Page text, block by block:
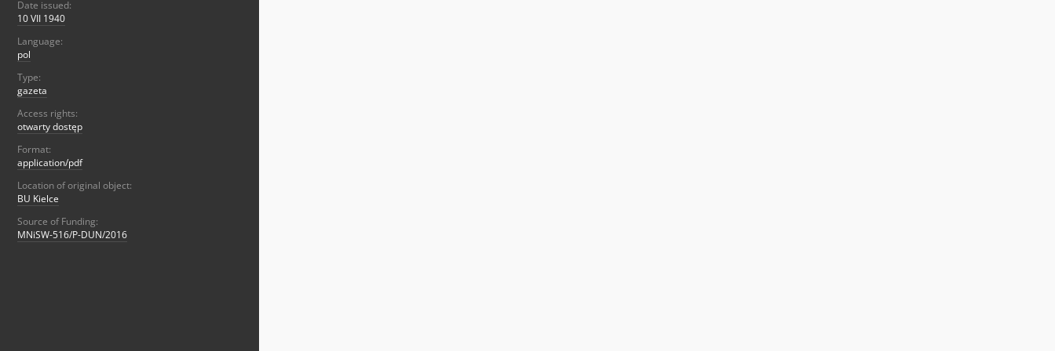
Date issued:
10 VII 1940
Language:
pol
Type:
gazeta
Access rights:
otwarty dostęp
Format:
application/pdf
Location of original object:
BU Kielce
Source of Funding:
MNiSW-516/P-DUN/2016